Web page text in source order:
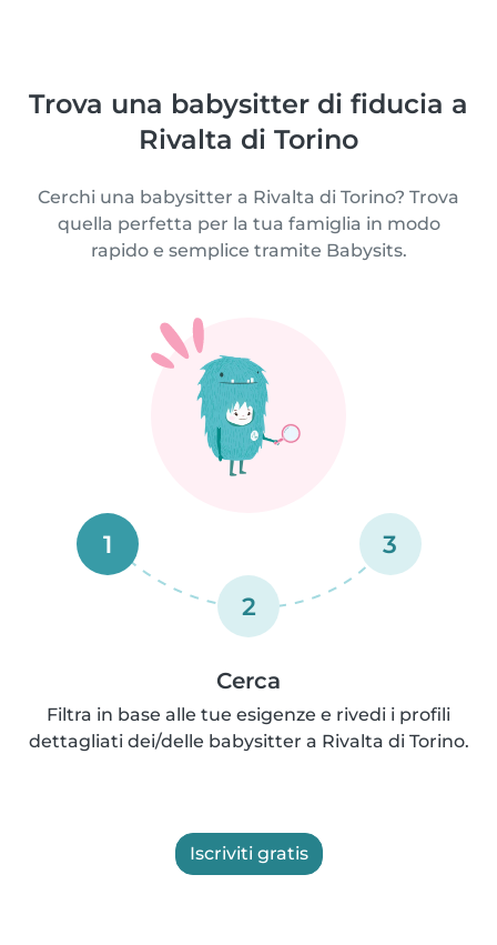
Trova una babysitter di fiducia a
Rivalta di Torino
Cerchi una babysitter a Rivalta di Torino? Trova
quella perfetta per la tua famiglia in modo
rapido e semplice tramite Babysits.
1
2
3
Cerca
Filtra in base alle tue esigenze e rivedi i profili
dettagliati dei/delle babysitter a Rivalta di Torino.
Iscriviti gratis